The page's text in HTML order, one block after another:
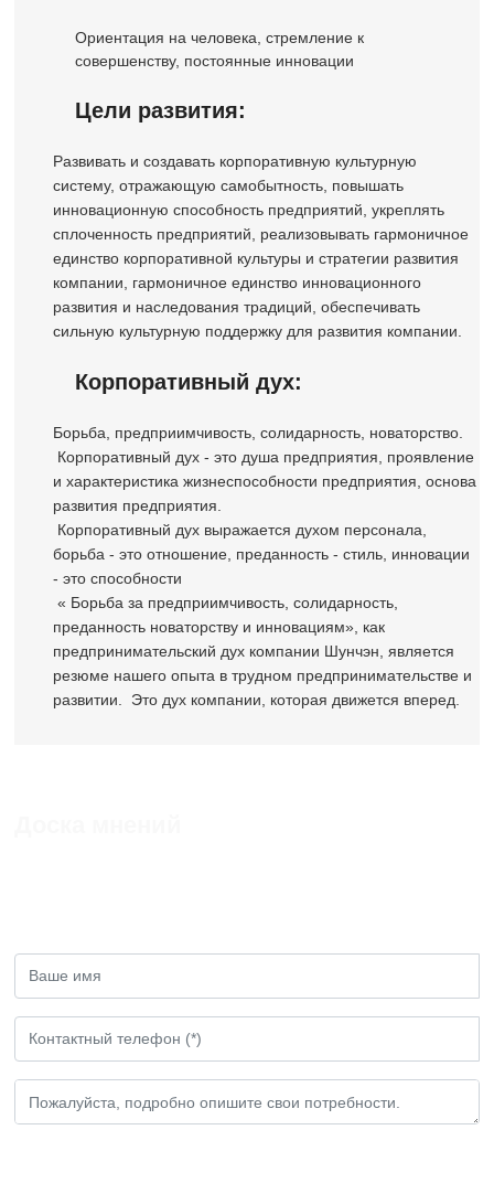
Ориентация на человека, стремление к
совершенству, постоянные инновации
Цели развития:
Развивать и создавать корпоративную культурную
систему, отражающую самобытность, повышать
инновационную способность предприятий, укреплять
сплоченность предприятий, реализовывать гармоничное
единство корпоративной культуры и стратегии развития
компании, гармоничное единство инновационного
развития и наследования традиций, обеспечивать
сильную культурную поддержку для развития компании.
Корпоративный дух:
Борьба, предприимчивость, солидарность, новаторство.
Корпоративный дух - это душа предприятия, проявление
и характеристика жизнеспособности предприятия, основа
развития предприятия.
Корпоративный дух выражается духом персонала,
борьба - это отношение, преданность - стиль, инновации
- это способности
« Борьба за предприимчивость, солидарность,
преданность новаторству и инновациям», как
предпринимательский дух компании Шунчэн, является
резюме нашего опыта в трудном предпринимательстве и
развитии. Это дух компании, которая движется вперед.